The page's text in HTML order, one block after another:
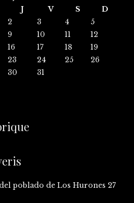
J V S
D
2 3 4
5
9 10 11
12
16 17 18
19
23 24 25
26
30 31
poblado de Los Hurones 27